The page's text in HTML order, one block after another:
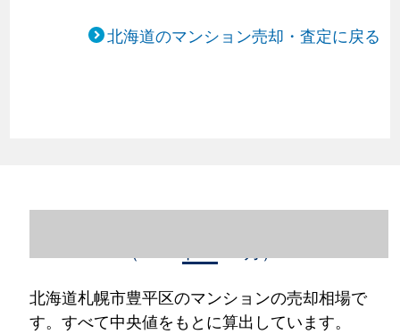
北海道のマンション売却・査定に戻る
北海道札幌市豊平区のマンションの売却相場で
す。すべて中央値をもとに算出しています。